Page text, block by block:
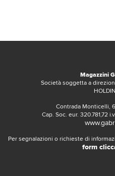
Magazzini
Società soggetta a
Contrada Monticelli,
Cap. Soc. eur. 320.781,72
Per segnalazioni o richieste di
form